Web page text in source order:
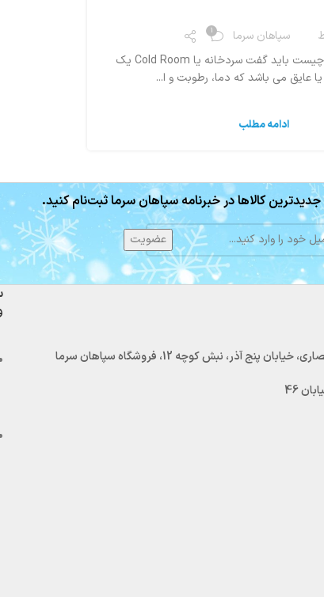
سپاهان سرما 1
در تعریف سردخانه چیست باید گفت سردخانه یا Cold Room یک
یا عایق می باشد که دما، رطوبت و ا...
ادامه مطلب
کالاها در خبرنامه سپاهان سرما ثبت‌نام کنید.
آذر، نبش کوچه 12، فروشگاه سپاهان سرما
46